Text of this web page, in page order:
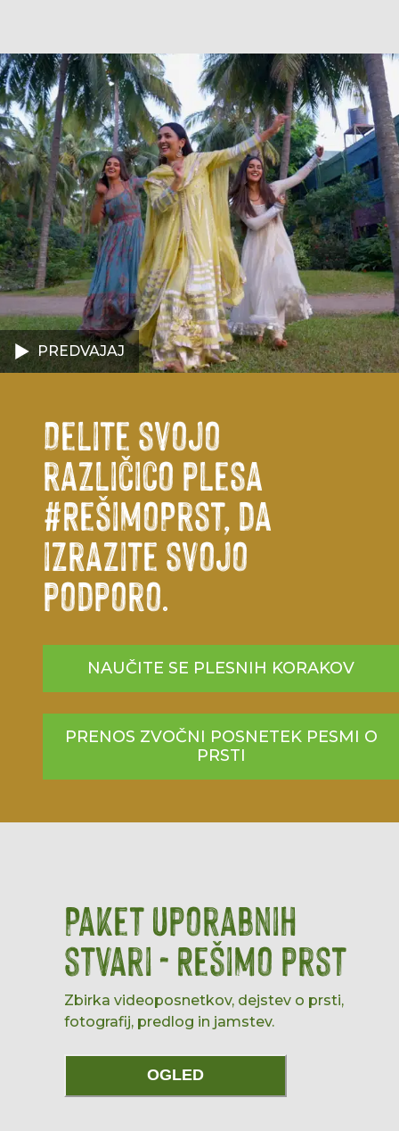
Delite svojo
različico plesa
#RešimoPrst, da
izrazite svojo
podporo.
NAUČITE SE PLESNIH KORAKOV
PRENOS ZVOČNI POSNETEK PESMI O
PRSTI
PREDVAJAJ
Paket uporabnih
stvari - Rešimo prst
Zbirka videoposnetkov, dejstev o prsti,
fotografij, predlog in jamstev.
OGLED